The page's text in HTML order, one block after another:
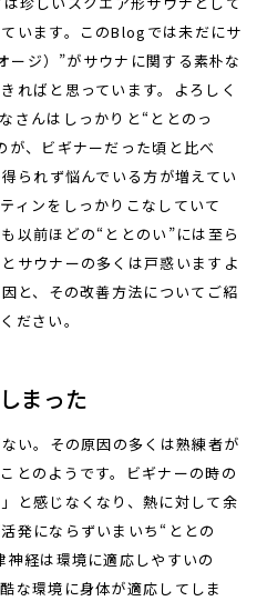
います。このBlogでは未だにサ
ージ）”がサウナに関する素朴な
ればと思っています。よろしく
さんはしっかりと“ととのっ
が、ビギナーだった頃と比べ
られず悩んでいる方が増えてい
ィンをしっかりこなしていて
以前ほどの“ととのい”には至ら
サウナーの多くは戸惑いますよ
と、その改善方法についてご紹
ださい。
まった
い。その原因の多くは熟練者が
とのようです。ビギナーの時の
と感じなくなり、熱に対して余
発にならずいまいち“ととの
神経は環境に適応しやすいの
な環境に身体が適応してしま